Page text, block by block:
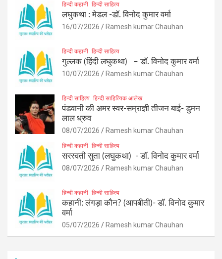
हिन्दी कहानी हिन्दी साहित्य
लघुकथा : मेडल -डॉ. विनोद कुमार वर्मा
16/07/2026 Ramesh kumar Chauhan
हिन्दी कहानी हिन्दी साहित्य
गुल्लक (हिंदी लघुकथा) – डॉ. विनोद कुमार वर्मा
10/07/2026 Ramesh kumar Chauhan
हिन्दी साहित्य हिन्दी साहित्यिक आलेख
पंडवानी की अमर स्वर-सम्राज्ञी तीजन बाई- डुमन
लाल ध्रुव
08/07/2026 Ramesh kumar Chauhan
हिन्दी कहानी हिन्दी साहित्य
सरस्वती सुता (लघुकथा) ​- डॉ. विनोद कुमार वर्मा
08/07/2026 Ramesh kumar Chauhan
हिन्दी कहानी हिन्दी साहित्य
कहानी: लंगड़ा कौन? (आपबीती)​- डॉ. विनोद कुमार
वर्मा
05/07/2026 Ramesh kumar Chauhan